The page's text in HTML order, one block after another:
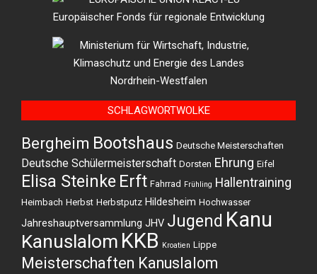
SCHLAGWORTWOLKE
Bergheim Bootshaus Deutsche Meisterschaften
Deutsche Schülermeisterschaft Dorsten Ehrung Eifel
Elisa Steinke Erft Fahrrad Frühling Hallentraining
Heimbach Herbst Herbstputz Hildesheim Hochwasser
Jahreshauptversammlung JHV Jugend Kanu
Kanuslalom KKB Kroatien Lippe
Meisterschaften Kanuslalom